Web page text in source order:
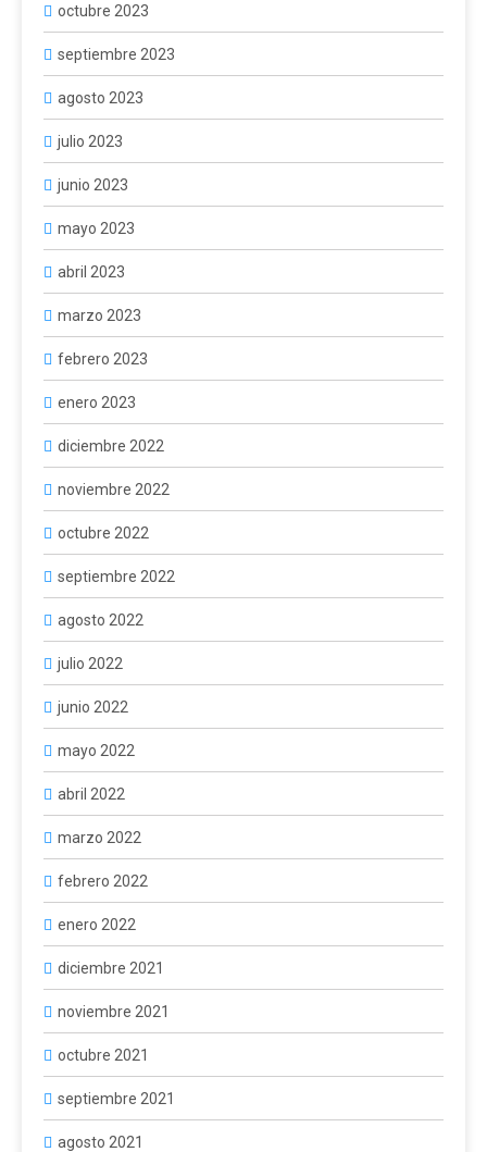
octubre 2023
septiembre 2023
agosto 2023
julio 2023
junio 2023
mayo 2023
abril 2023
marzo 2023
febrero 2023
enero 2023
diciembre 2022
noviembre 2022
octubre 2022
septiembre 2022
agosto 2022
julio 2022
junio 2022
mayo 2022
abril 2022
marzo 2022
febrero 2022
enero 2022
diciembre 2021
noviembre 2021
octubre 2021
septiembre 2021
agosto 2021